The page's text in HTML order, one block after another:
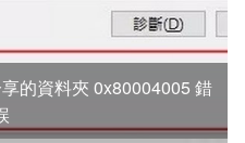
的資料夾 0x80004005 錯